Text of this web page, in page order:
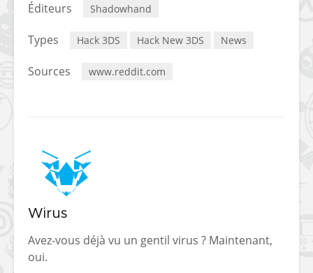
Éditeurs Shadowhand
Types Hack 3DS Hack New 3DS News
Sources www.reddit.com
Wirus
Avez-vous déjà vu un gentil virus ? Maintenant,
oui.